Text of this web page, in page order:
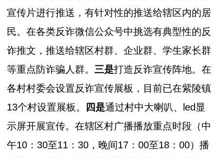
宣传片进行推送，有针对性的推送给辖区内的居
民。在各类反诈微信公众号中挑选有典型性的反
诈推文，推送给辖区村群、企业群、学生家长群
等重点防诈骗人群。 三是打造反诈宣传阵地。在
各村村委会设置反诈宣传展板，目前已在紫陵镇
13个村设置展板。
四是通过村中大喇叭、led显
示屏开展宣传。在辖区村广播播放重点时段（中
午10：30至11：30，晚间17：00至18：00）播